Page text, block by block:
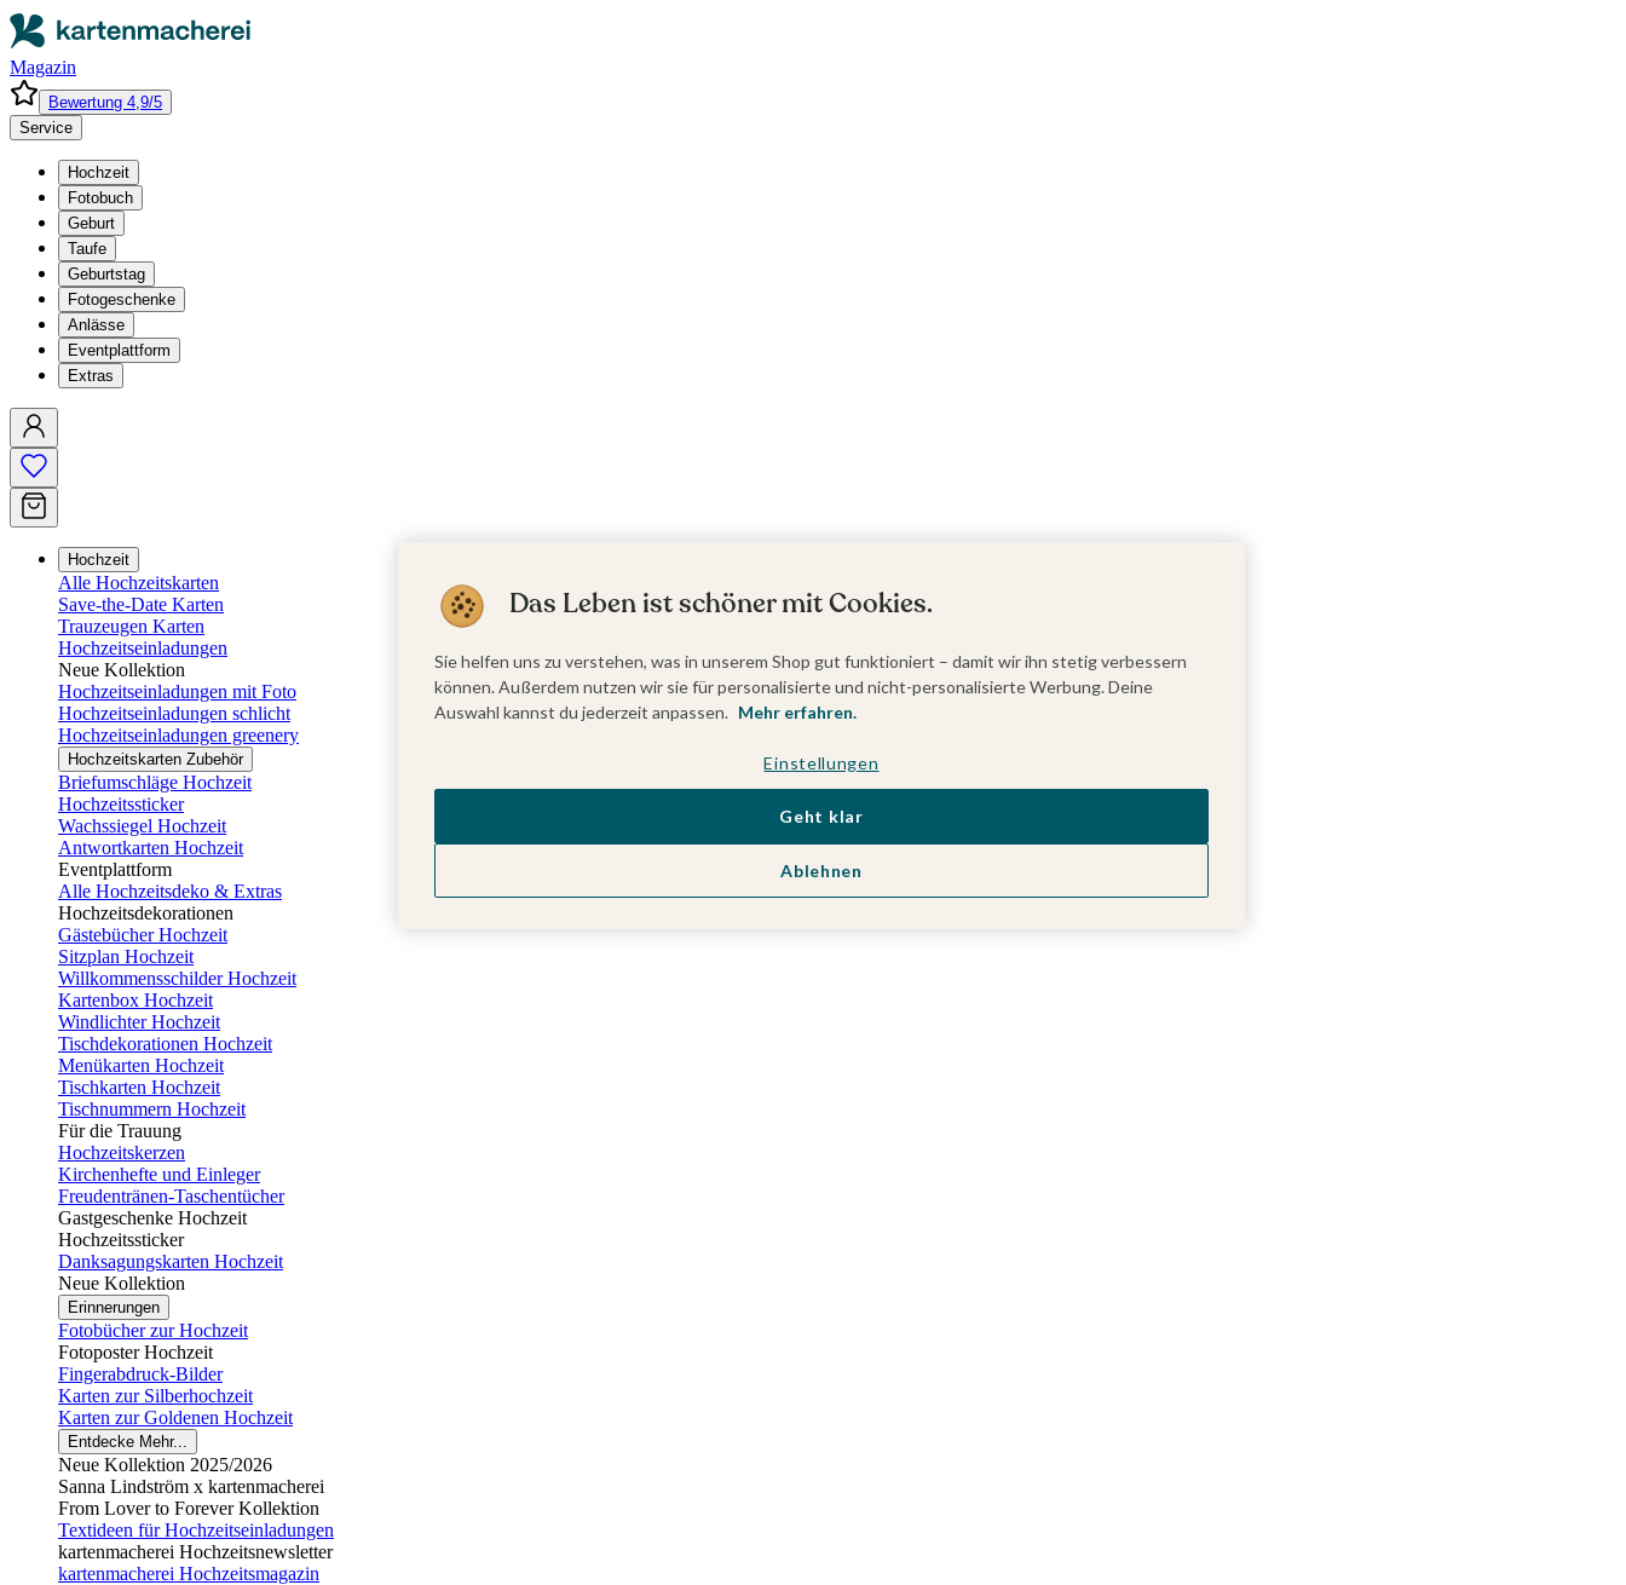
Magazin
Bewertung 4,9/5
Service
Hochzeit
Fotobuch
Geburt
Taufe
Geburtstag
Fotogeschenke
Anlässe
Eventplattform
Extras
Hochzeit
Alle Hochzeitskarten
Save-the-Date Karten
Trauzeugen Karten
Hochzeitseinladungen
Neue Kollektion
Hochzeitseinladungen mit Foto
Hochzeitseinladungen schlicht
Hochzeitseinladungen greenery
Hochzeitskarten Zubehör
Briefumschläge Hochzeit
Hochzeitssticker
Wachssiegel Hochzeit
Antwortkarten Hochzeit
Eventplattform
Alle Hochzeitsdeko & Extras
Hochzeitsdekorationen
Gästebücher Hochzeit
Sitzplan Hochzeit
Willkommensschilder Hochzeit
Kartenbox Hochzeit
Windlichter Hochzeit
Tischdekorationen Hochzeit
Menükarten Hochzeit
Tischkarten Hochzeit
Tischnummern Hochzeit
Für die Trauung
Hochzeitskerzen
Kirchenhefte und Einleger
Freudentränen-Taschentücher
Gastgeschenke Hochzeit
Hochzeitssticker
Danksagungskarten Hochzeit
Neue Kollektion
Erinnerungen
Fotobücher zur Hochzeit
Fotoposter Hochzeit
Fingerabdruck-Bilder
Karten zur Silberhochzeit
Karten zur Goldenen Hochzeit
Entdecke Mehr...
Neue Kollektion 2025/2026
Sanna Lindström x kartenmacherei
From Lover to Forever Kollektion
Textideen für Hochzeitseinladungen
kartenmacherei Hochzeitsnewsletter
kartenmacherei Hochzeitsmagazin
Das Leben ist schöner mit Cookies.
Sie helfen uns zu verstehen, was in unserem Shop gut funktioniert – damit wir ihn stetig verbessern
können. Außerdem nutzen wir sie für personalisierte und nicht-personalisierte Werbung. Deine
Auswahl kannst du jederzeit anpassen. Mehr erfahren.
Einstellungen
Ablehnen
Geht klar